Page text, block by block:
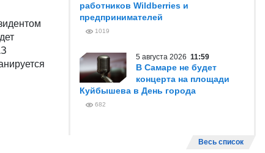
работников Wildberries и
предпринимателей
1019
5 августа 2026 11:59
В Самаре не будет
концерта на площади
Куйбышева в День города
682
Весь список